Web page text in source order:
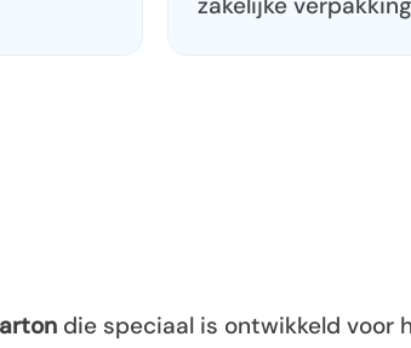
die speciaal is ontwikkeld voor